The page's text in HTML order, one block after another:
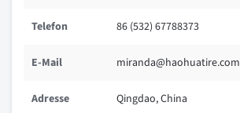
Telefon 86 (532) 67788373
E-Mail miranda@haohuatire.com
Adresse Qingdao, China